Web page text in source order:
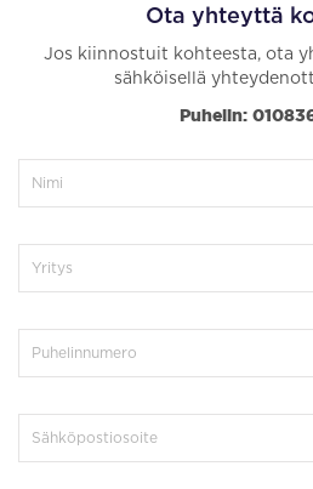
Ota yhteyttä
Jos kiinnostuit kohteesta, ota
sähköisellä
Puhelin: